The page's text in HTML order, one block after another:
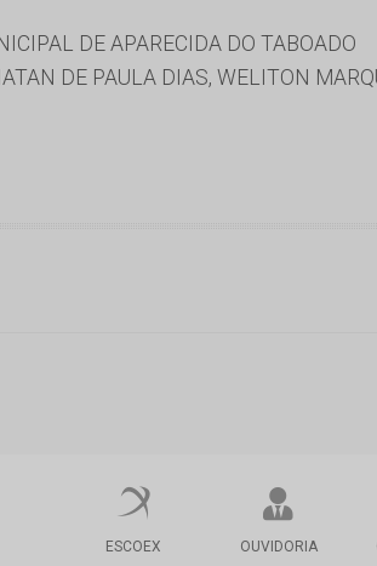
DE APARECIDA DO TABOADO
DE PAULA DIAS, WELITON
ESCOEX OUVIDORIA